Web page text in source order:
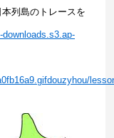
列島のトレースを